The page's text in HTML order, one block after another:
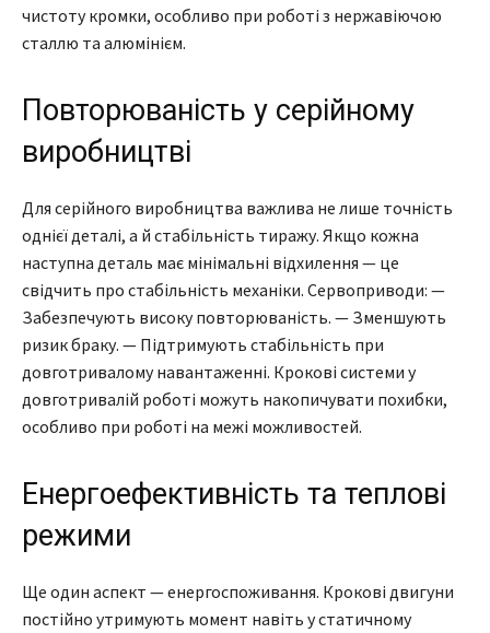
чистоту кромки, особливо при роботі з нержавіючою
сталлю та алюмінієм.
Повторюваність у серійному
виробництві
Для серійного виробництва важлива не лише точність
однієї деталі, а й стабільність тиражу. Якщо кожна
наступна деталь має мінімальні відхилення — це
свідчить про стабільність механіки. Сервоприводи: —
Забезпечують високу повторюваність. — Зменшують
ризик браку. — Підтримують стабільність при
довготривалому навантаженні. Крокові системи у
довготривалій роботі можуть накопичувати похибки,
особливо при роботі на межі можливостей.
Енергоефективність та теплові
режими
Ще один аспект — енергоспоживання. Крокові двигуни
постійно утримують момент навіть у статичному